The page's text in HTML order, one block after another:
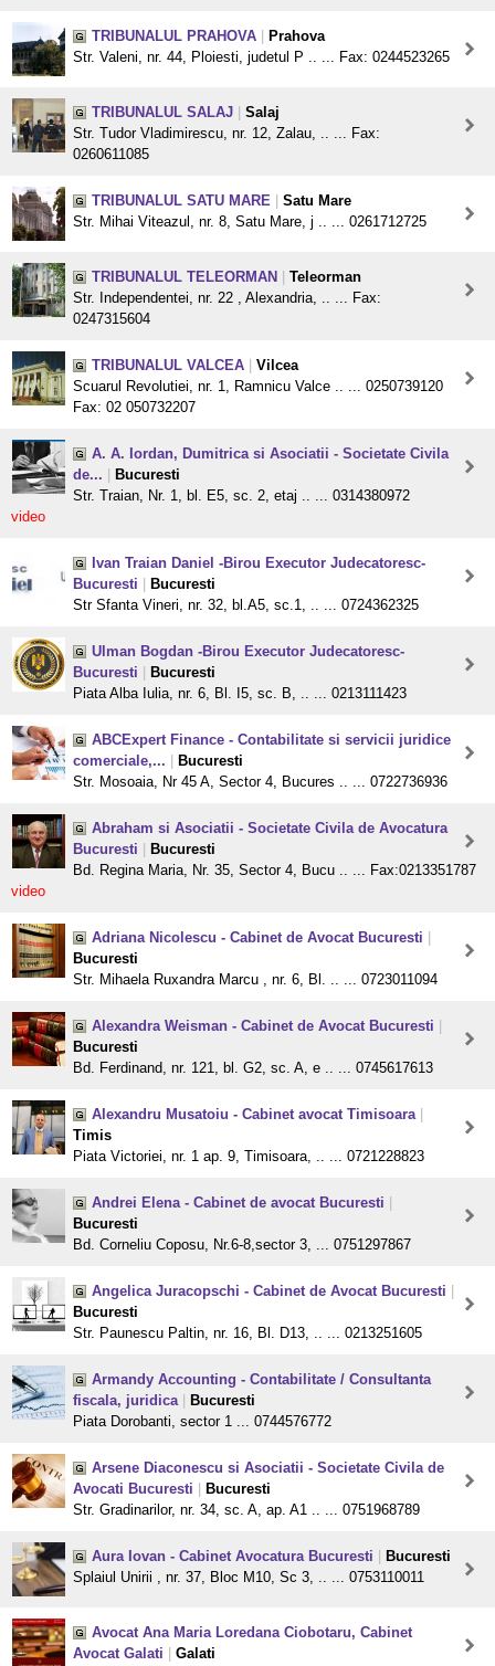
TRIBUNALUL PRAHOVA
Prahova
Str. Valeni, nr. 44, Ploiesti, judetul P .. ... Fax: 0244523265
TRIBUNALUL SALAJ
Salaj
Str. Tudor Vladimirescu, nr. 12, Zalau, .. ... Fax:
0260611085
TRIBUNALUL SATU MARE
Satu Mare
Str. Mihai Viteazul, nr. 8, Satu Mare, j .. ... 0261712725
TRIBUNALUL TELEORMAN
Teleorman
Str. Independentei, nr. 22 , Alexandria, .. ... Fax:
0247315604
TRIBUNALUL VALCEA
Vilcea
Scuarul Revolutiei, nr. 1, Ramnicu Valce .. ... 0250739120
Fax: 02 050732207
A. A. Iordan, Dumitrica si Asociatii - Societate Civila
de...
Bucuresti
Str. Traian, Nr. 1, bl. E5, sc. 2, etaj .. ... 0314380972
video
Ivan Traian Daniel -Birou Executor Judecatoresc-
Bucuresti
Bucuresti
Str Sfanta Vineri, nr. 32, bl.A5, sc.1, .. ... 0724362325
Ulman Bogdan -Birou Executor Judecatoresc-
Bucuresti
Bucuresti
Piata Alba Iulia, nr. 6, Bl. I5, sc. B, .. ... 0213111423
ABCExpert Finance - Contabilitate si servicii juridice
comerciale,...
Bucuresti
Str. Mosoaia, Nr 45 A, Sector 4, Bucures .. ... 0722736936
Abraham si Asociatii - Societate Civila de Avocatura
Bucuresti
Bucuresti
Bd. Regina Maria, Nr. 35, Sector 4, Bucu .. ... Fax:0213351787
video
Adriana Nicolescu - Cabinet de Avocat Bucuresti
Bucuresti
Str. Mihaela Ruxandra Marcu , nr. 6, Bl. .. ... 0723011094
Alexandra Weisman - Cabinet de Avocat Bucuresti
Bucuresti
Bd. Ferdinand, nr. 121, bl. G2, sc. A, e .. ... 0745617613
Alexandru Musatoiu - Cabinet avocat Timisoara
Timis
Piata Victoriei, nr. 1 ap. 9, Timisoara, .. ... 0721228823
Andrei Elena - Cabinet de avocat Bucuresti
Bucuresti
Bd. Corneliu Coposu, Nr.6-8,sector 3, ... 0751297867
Angelica Juracopschi - Cabinet de Avocat Bucuresti
Bucuresti
Str. Paunescu Paltin, nr. 16, Bl. D13, .. ... 0213251605
Armandy Accounting - Contabilitate / Consultanta
fiscala, juridica
Bucuresti
Piata Dorobanti, sector 1 ... 0744576772
Arsene Diaconescu si Asociatii - Societate Civila de
Avocati Bucuresti
Bucuresti
Str. Gradinarilor, nr. 34, sc. A, ap. A1 .. ... 0751968789
Aura Iovan - Cabinet Avocatura Bucuresti
Bucuresti
Splaiul Unirii , nr. 37, Bloc M10, Sc 3, .. ... 0753110011
Avocat Ana Maria Loredana Ciobotaru, Cabinet
Avocat Galati
Galati